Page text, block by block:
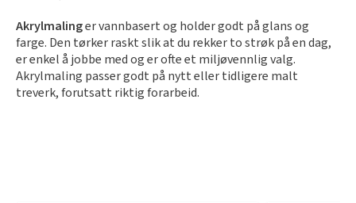
Populære beige farger
Farger til barnerom
Legge klikkvinyl
Legge laminat
Book interiørkonsulent
Hjemlevering
Book interiørkonsulent
Male vegg
Kundeservice
Hjemlevering
Book interiørkonsulent
Akrylmalinger vannbasert og holder godt på glans og
farge. Den tørker raskt slik at du rekker to strøk på en dag,
er enkel å jobbe med og er ofte et miljøvennlig valg.
Akrylmaling passer godt på nytt eller tidligere malt
treverk, forutsatt riktig forarbeid.